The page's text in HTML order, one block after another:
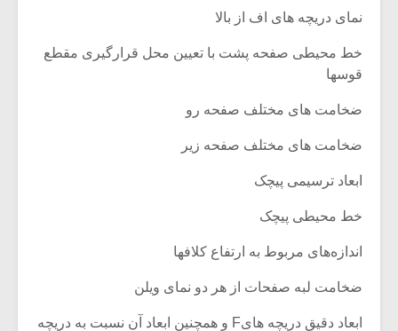
نمای دریچه‌ های اف از بالا
خط محیطی صفحه پشت با تعیین محل قرارگیری مقطع
قوسها
ضخامت های مختلف صفحه رو
ضخامت های مختلف صفحه زیر
ابعاد ترسیمی پیچک
خط محیطی پیچک
اندازه‌های مربوط به ارتفاع کلافها
ضخامت لبه صفحات از هر دو نمای ویلن
ابعاد دقیق دریچه هایF و همچنین ابعاد آن نسبت به دریچه